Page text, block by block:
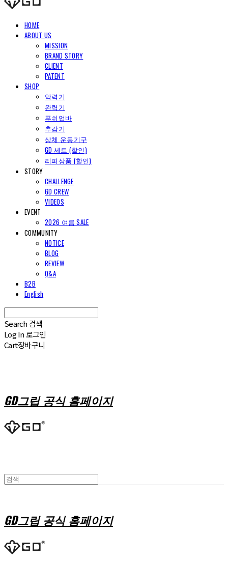
HOME
ABOUT US
MISSION
BRAND STORY
CLIENT
PATENT
SHOP
악력기
완력기
푸쉬업바
추감기
상체 운동기구
GD 세트 (할인)
리퍼상품 (할인)
STORY
CHALLENGE
GD CREW
VIDEOS
EVENT
2026 여름 SALE
COMMUNITY
NOTICE
BLOG
REVIEW
Q&A
B2B
English
Search 검색
Log In로그인
Cart장바구니
GD그립 공식 홈페이지
GD그립 공식 홈페이지